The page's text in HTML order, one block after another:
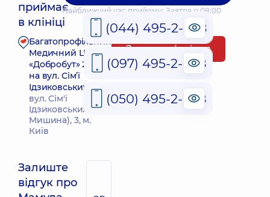
приймає
в клініці
Найближчий час прийому: Завтра о 08:00
Багатопрофільний
Медичний Центр
«Добробут» 24/7
на вул. Сім’ї
Ідзиковських
вул. Сім'ї
Ідзиковських (М.
Мишина), 3, м.
Київ
Запис до фахівця
Залиште
відгук про
(044) 495-2-888
(097) 495-2-888
(050) 495-2-888